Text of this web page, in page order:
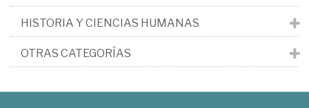
HISTORIA Y CIENCIAS HUMANAS
OTRAS CATEGORÍAS